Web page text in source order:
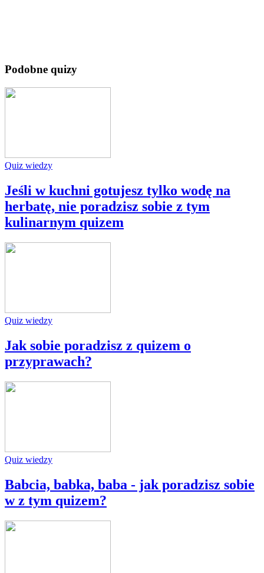
Podobne quizy
Quiz wiedzy
Jeśli w kuchni gotujesz tylko wodę na
herbatę, nie poradzisz sobie z tym
kulinarnym quizem
Quiz wiedzy
Jak sobie poradzisz z quizem o
przyprawach?
Quiz wiedzy
Babcia, babka, baba - jak poradzisz sobie
w z tym quizem?